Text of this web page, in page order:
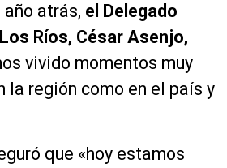
año atrás, el Delegado
Ríos, César Asenjo,
vivido momentos muy
región como en el país y
que «hoy estamos